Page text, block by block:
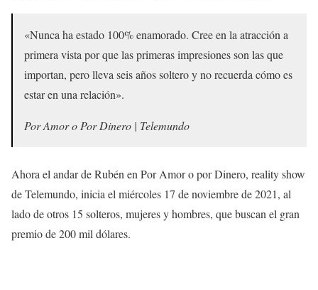
«Nunca ha estado 100% enamorado. Cree en la atracción a
primera vista por que las primeras impresiones son las que
importan, pero lleva seis años soltero y no recuerda cómo es
estar en una relación».
Por Amor o Por Dinero | Telemundo
Ahora el andar de Rubén en Por Amor o por Dinero, reality show
de Telemundo, inicia el miércoles 17 de noviembre de 2021, al
lado de otros 15 solteros, mujeres y hombres, que buscan el gran
premio de 200 mil dólares.